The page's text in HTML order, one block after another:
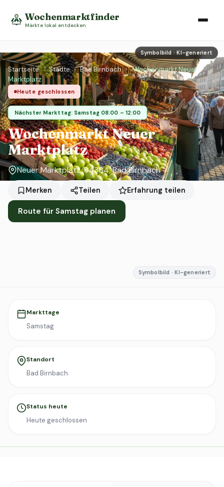
Wochenmarktfinder
Märkte lokal entdecken
Symbolbild · KI-generiert
Startseite › Städte › Bad Birnbach ›
Wochenmarkt Neuer
Marktplatz
Heute geschlossen
Nächster Markttag: Samstag 08:00 – 12:00
Wochenmarkt Neuer
Marktplatz
Neuer Marktplatz, 84364, Bad Birnbach
Merken Teilen Erfahrung teilen
Route für Samstag planen
Symbolbild · KI-generiert
Markttage
Samstag
Standort
Bad Birnbach
Status heute
Heute geschlossen